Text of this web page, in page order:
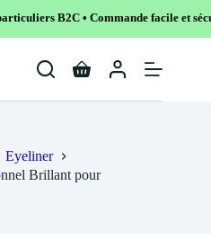
Commande facile et sécurisé
Shopping
Eyeliner
Brillant pour